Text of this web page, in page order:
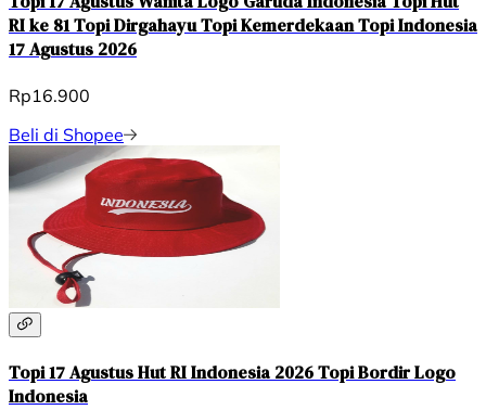
RI ke 81 Topi Dirgahayu Topi Kemerdekaan Topi Indonesia
17 Agustus 2026
Rp16.900
Beli di Shopee
Topi 17 Agustus Hut RI Indonesia 2026 Topi Bordir Logo
Indonesia